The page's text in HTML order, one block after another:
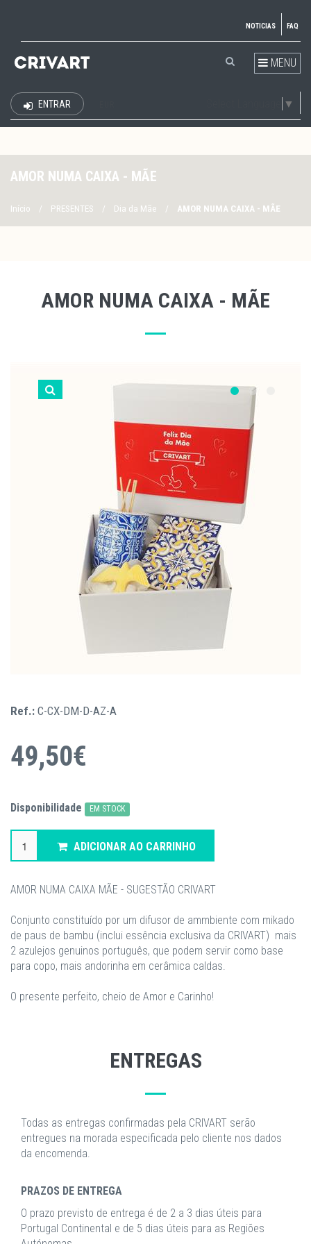
NOTICIAS FAQ
MENU
▼
ENTRAR
AMOR NUMA CAIXA - MÃE
Início / PRESENTES / Dia da Mãe / AMOR NUMA CAIXA - MÃE
AMOR NUMA CAIXA - MÃE
Ref.: C-CX-DM-D-AZ-A
49,50€
Disponibilidade EM STOCK
ADICIONAR AO CARRINHO
AMOR NUMA CAIXA MÃE - SUGESTÃO CRIVART
Conjunto constituído por um difusor de ammbiente com mikado
de paus de bambu (inclui essência exclusiva da CRIVART) mais
2 azulejos genuinos português, que podem servir como base
para copo, mais andorinha em cerâmica caldas.
O presente perfeito, cheio de Amor e Carinho!
ENTREGAS
Todas as entregas confirmadas pela CRIVART serão
entregues na morada especificada pelo cliente nos dados
da encomenda.
PRAZOS DE ENTREGA
O prazo previsto de entrega é de 2 a 3 dias úteis para
Portugal Continental e de 5 dias úteis para as Regiões